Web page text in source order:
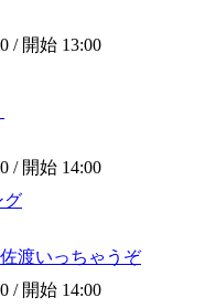
/ 開始 13:00
/ 開始 14:00
グ
渡いっちゃうぞ
/ 開始 14:00